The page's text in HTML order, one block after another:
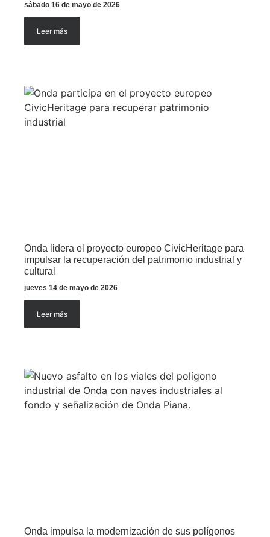
sábado 16 de mayo de 2026
Leer más
Onda lidera el proyecto europeo CivicHeritage para
impulsar la recuperación del patrimonio industrial y
cultural
jueves 14 de mayo de 2026
Leer más
Onda impulsa la modernización de sus polígonos